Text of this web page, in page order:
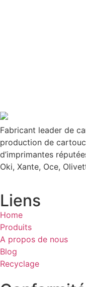
Fabricant leader de
production de
d’imprimantes
Oki, Xante, Oce,
Liens
Home
Produits
A propos de nous
Blog
Recyclage